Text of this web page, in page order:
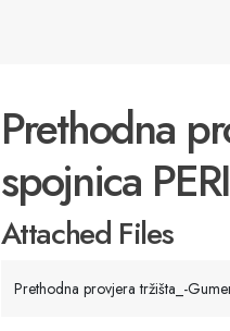
Prethodna
spojnica
Attached Files
Prethodna provjera tržišta_-